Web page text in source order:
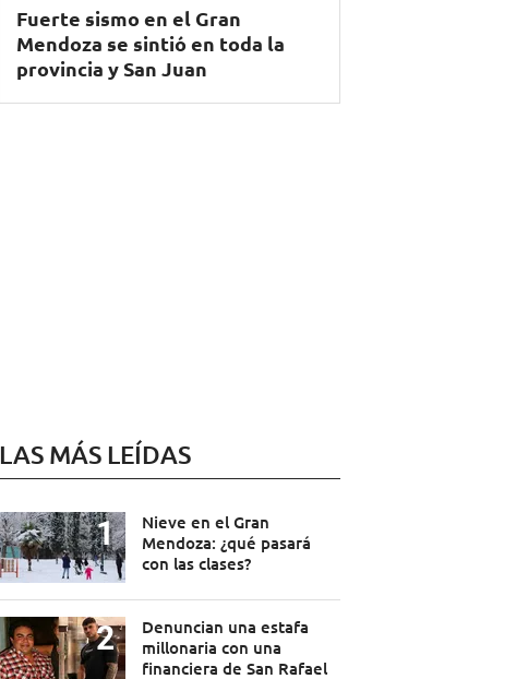
Fuerte sismo en el Gran
Mendoza se sintió en toda la
provincia y San Juan
LAS MÁS LEÍDAS
Nieve en el Gran
Mendoza: ¿qué pasará
con las clases?
Denuncian una estafa
millonaria con una
financiera de San Rafael